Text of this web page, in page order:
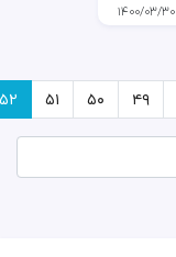
۱۴۰۰/۰۳/۳۰
۴۹ ۵۰ ۵۱ ۵۲